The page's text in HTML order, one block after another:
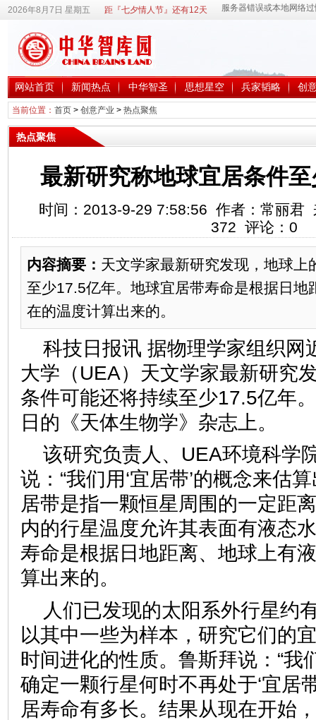
2026年8月7日 星期五 距『七夕情人节』还有12天
网站首页 新闻热点 中华智圣 思想星空 兵家韬略 创
当前位置： 首页> 创意产业 > 热点聚焦
热点聚焦
最新研究称地球宜居条件
时间：2013-9-29 7:58:56 作者：常丽君
372 评论： 0
内容摘要： 天文学家最新研究发现，地球上
至少17.5亿年。地球宜居带寿命是根据日地
在的温度计算出来的。
科技日报讯 据物理学家组织网
大学（UEA）天文学家最新研究
条件可能还将持续至少17.5亿年
日的《天体生物学》杂志上。
该研究负责人、UEA环境科学
说：“我们用‘宜居带’的概念来估
居带是指一颗恒星周围的一定距
内的行星温度允许其表面有液态
寿命是根据日地距离、地球上有
算出来的。
人们已发现的太阳系外行星约
以其中一些为样本，研究它们的
时间进化的性质。鲁斯拜说：“我
确定一颗行星何时不再处于‘宜居
居寿命有多长。结果从现在开始